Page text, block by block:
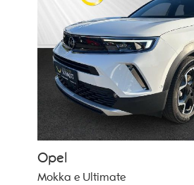
Opel
Mokka e Ultimate